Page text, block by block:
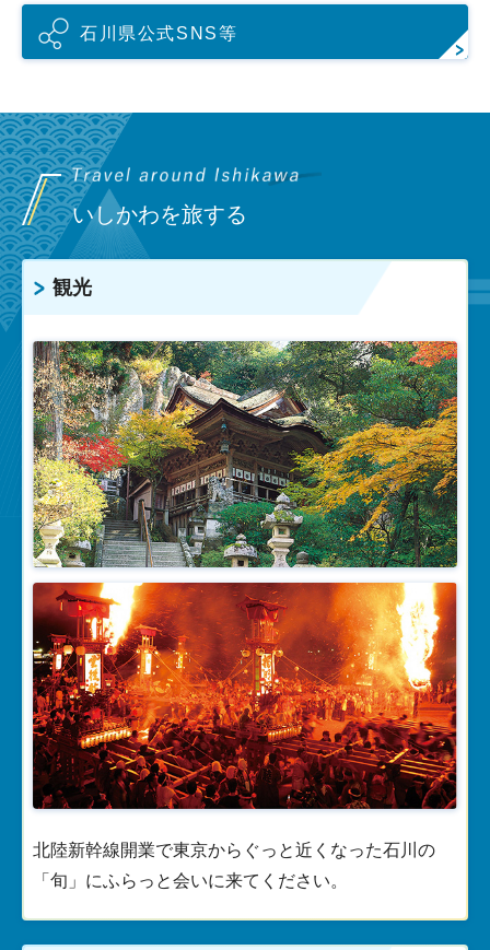
石川県公式SNS等
いしかわを旅する
観光
北陸新幹線開業で東京からぐっと近くなった石川の
「旬」にふらっと会いに来てください。